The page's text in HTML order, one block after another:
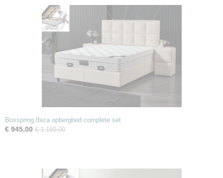
Boxspring Ibiza opbergbed complete set
€ 945,00 € 1.180,00